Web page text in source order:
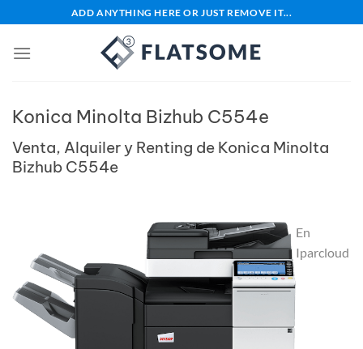
al
contenido
ADD ANYTHING HERE OR JUST REMOVE IT...
Konica Minolta Bizhub C554e
Venta, Alquiler y Renting de Konica Minolta
Bizhub C554e
En
Iparcloud